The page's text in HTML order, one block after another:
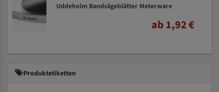
Uddeholm Bandsägeblätter Meterware
ab 1,92 €
Produktetiketten